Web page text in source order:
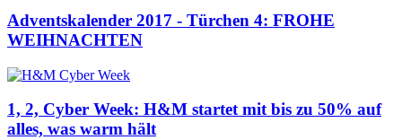
Adventskalender 2017 - Türchen 4: FROHE
WEIHNACHTEN
1, 2, Cyber Week: H&M startet mit bis zu 50% auf
alles, was warm hält